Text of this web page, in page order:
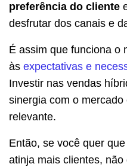
preferência do cliente
desfrutar dos canais e
É assim que funciona o
às expectativas e
Investir nas vendas
sinergia com o
relevante.
Então, se você quer
atinja mais clientes,